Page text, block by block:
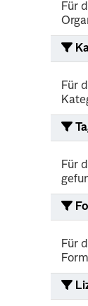
Für
Für
Für
Für